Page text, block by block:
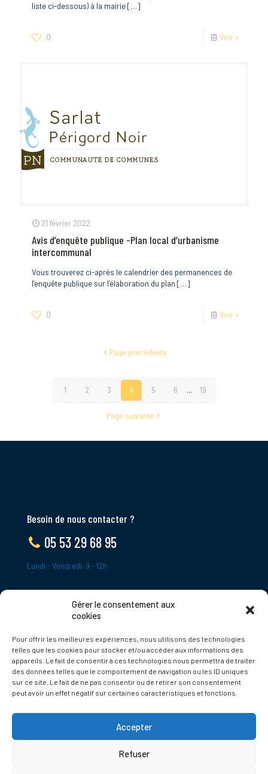
Gérer le consentement aux
cookies
Pour offrir les meilleures expériences, nous utilisons des technologies
telles que les cookies pour stocker et/ou accéder aux informations des
appareils. Le fait de consentir à ces technologies nous permettra de traiter
des données telles que le comportement de navigation ou les ID uniques
sur ce site. Le fait de ne pas consentir ou de retirer son consentement
peut avoir un effet négatif sur certaines caractéristiques et fonctions.
Accepter
Refuser
liste ci-dessous) à la mairie[…]
0 Voir +
21 février 2022
Avis d’enquête publique -Plan local d’urbanisme
intercommunal
Vous trouverez ci-après le calendrier des permanences de
l’enquête publique sur l’élaboration du plan […]
0 Voir +
Page précédente
1 2 3 4 5 6 ... 19
Page suivante
Besoin de nous contacter ?
05 53 29 68 95
Lundi - Vendredi, 9 - 12h
24620 Tamniès
France
Politique de cookies